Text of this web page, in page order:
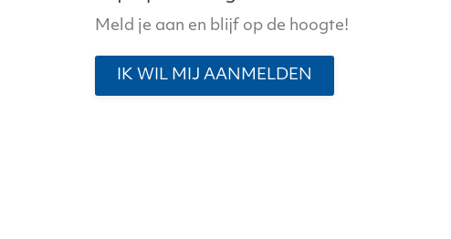
Meld je aan en blijf op de hoogte!
IK WIL MIJ AANMELDEN